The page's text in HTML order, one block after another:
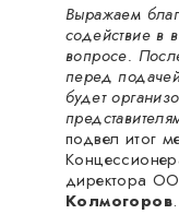
Выражаем
содействие в
вопросе.
перед подачей
будет
подвел итог
директора
Колмогоров.